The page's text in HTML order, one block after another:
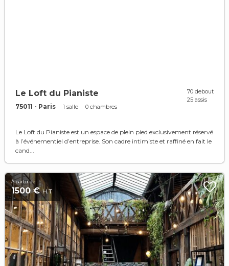
Le Loft du Pianiste
75011 - Paris 1 salle 0 chambres
70 debout
25 assis
Le Loft du Pianiste est un espace de plein pied exclusivement réservé
à l’événementiel d’entreprise. Son cadre intimiste et raffiné en fait le
cand...
À partir de
1500 €H.T